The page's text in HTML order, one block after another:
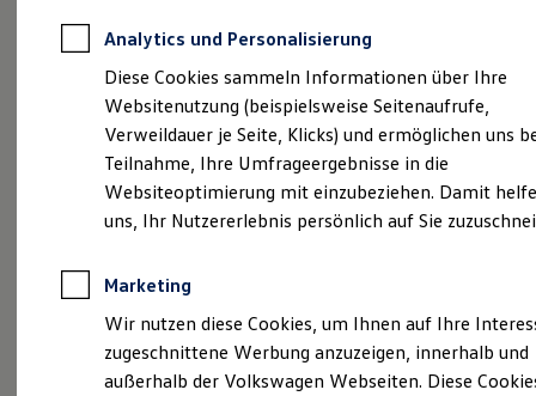
Autokredit mit Schlussrate
Versicherungen und Garantien
Kfz-Versicherung
Restschuldversicherungen
Garantien
Wartungsverträge
Geschäftskunden
Professional Class bei Volkswagen
Großkunden
Behörden
Anpfiff zum Gewinn
Elektroautos
ID. Tutorials
Elektrofahrzeugkonzepte
Impressum & Rechtliches
Probefahrt vereinbaren
Analytics und Personalisierung
Diese Cookies sammeln Informationen über Ihre
Websitenutzung (beispielsweise Seitenaufrufe,
Verweildauer je Seite, Klicks) und ermöglichen uns
Teilnahme, Ihre Umfrageergebnisse in die
Websiteoptimierung mit einzubeziehen. Damit
uns, Ihr Nutzererlebnis persönlich auf Sie
Marketing
Wir nutzen diese Cookies, um Ihnen auf Ihre
zugeschnittene Werbung anzuzeigen, innerhalb und
außerhalb der Volkswagen Webseiten. Diese